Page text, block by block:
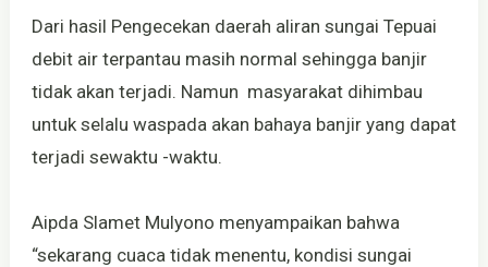
Dari hasil Pengecekan daerah aliran sungai Tepuai
debit air terpantau masih normal sehingga banjir
tidak akan terjadi. Namun masyarakat dihimbau
untuk selalu waspada akan bahaya banjir yang dapat
terjadi sewaktu -waktu.
Aipda Slamet Mulyono menyampaikan bahwa
“sekarang cuaca tidak menentu, kondisi sungai